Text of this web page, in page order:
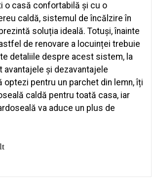
o casă confortabilă și cu o
caldă, sistemul de încălzire în
soluția ideală. Totuși, înainte
de renovare a locuinței trebuie
detaliile despre acest sistem, la
avantajele și dezavantajele
optezi pentru un parchet din lemn, îți
caldă pentru toată casa, iar
va aduce un plus de